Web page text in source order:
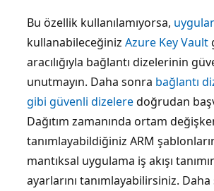
Bu özellik kullanılamıyorsa,
kullanabileceğiniz Azure Key Vault
aracılığıyla bağlantı dizelerinin
unutmayın. Daha sonra bağlantı
gibi güvenli dizeleredoğrudan
Dağıtım zamanında ortam
tanımlayabildiğiniz ARM
mantıksal uygulama iş akışı
ayarlarını tanımlayabilirsiniz.